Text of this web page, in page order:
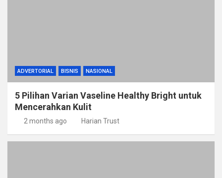
ADVERTORIAL BISNIS NASIONAL
5 Pilihan Varian Vaseline Healthy Bright untuk
Mencerahkan Kulit
2 months ago Harian Trust